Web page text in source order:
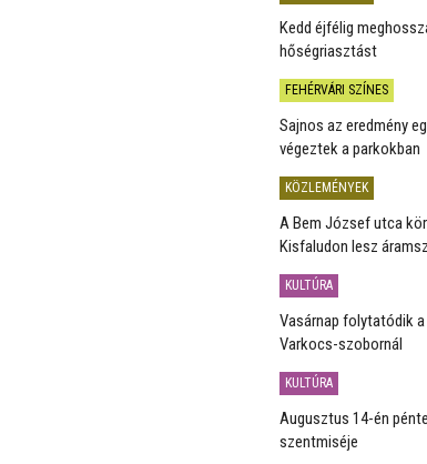
Kedd éjfélig
hőségriasztást
FEHÉRVÁRI SZÍNES
Sajnos az eredmény
végeztek a parkokban
KÖZLEMÉNYEK
A Bem József utca
Kisfaludon lesz
KULTÚRA
Vasárnap folytatódik
Varkocs-szobornál
KULTÚRA
Augusztus 14-én
szentmiséje